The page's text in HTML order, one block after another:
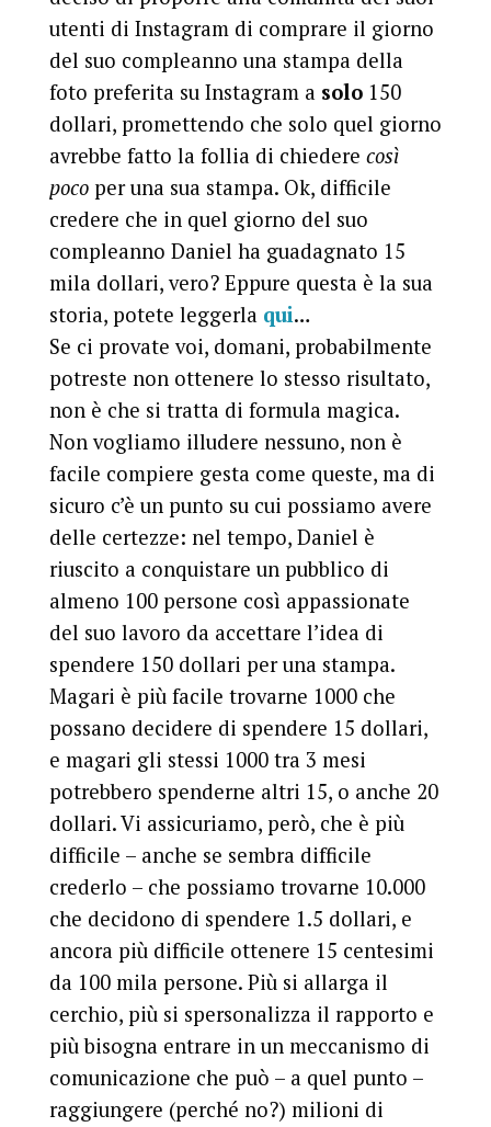
utenti di Instagram di comprare il giorno
del suo compleanno una stampa della
foto preferita su Instagram a solo150
dollari, promettendo che solo quel giorno
avrebbe fatto la follia di chiedere così
pocoper una sua stampa. Ok, difficile
credere che in quel giorno del suo
compleanno Daniel ha guadagnato 15
mila dollari, vero? Eppure questa è la sua
storia, potete leggerla qui…
Se ci provate voi, domani, probabilmente
potreste non ottenere lo stesso risultato,
non è che si tratta di formula magica.
Non vogliamo illudere nessuno, non è
facile compiere gesta come queste, ma di
sicuro c’è un punto su cui possiamo avere
delle certezze: nel tempo, Daniel è
riuscito a conquistare un pubblico di
almeno 100 persone così appassionate
del suo lavoro da accettare l’idea di
spendere 150 dollari per una stampa.
Magari è più facile trovarne 1000 che
possano decidere di spendere 15 dollari,
e magari gli stessi 1000 tra 3 mesi
potrebbero spenderne altri 15, o anche 20
dollari. Vi assicuriamo, però, che è più
difficile – anche se sembra difficile
crederlo – che possiamo trovarne 10.000
che decidono di spendere 1.5 dollari, e
ancora più difficile ottenere 15 centesimi
da 100 mila persone. Più si allarga il
cerchio, più si spersonalizza il rapporto e
più bisogna entrare in un meccanismo di
comunicazione che può – a quel punto –
raggiungere (perché no?) milioni di